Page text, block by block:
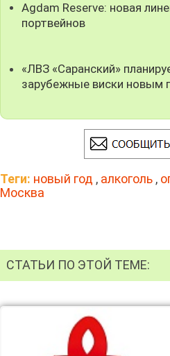
Agdam Reserve: новая
портвейнов
«ЛВЗ «Саранский»
зарубежные виски новым
Теги: новый год , алкоголь ,
Москва
СТАТЬИ ПО ЭТОЙ ТЕМЕ: